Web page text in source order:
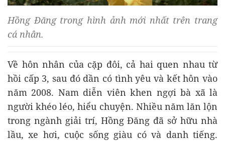
Hồng Đăng trong hình ảnh mới nhất trên trang
cá nhân.
Về hôn nhân của cặp đôi, cả hai quen nhau từ
hồi cấp 3, sau đó dần có tình yêu và kết hôn vào
năm 2008. Nam diễn viên khen ngợi bà xã là
người khéo léo, hiểu chuyện. Nhiều năm lăn lộn
trong ngành giải trí, Hồng Đăng đã sở hữu nhà
lầu, xe hơi, cuộc sống giàu có và danh tiếng.